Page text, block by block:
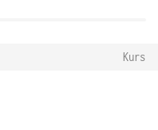
Kurs